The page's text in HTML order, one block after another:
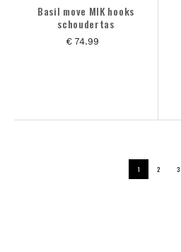
Basil move MIK hooks
schoudertas
€ 74.99
1 2 3